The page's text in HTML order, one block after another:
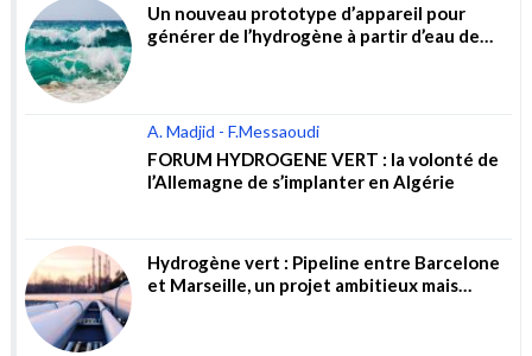
Un nouveau prototype d’appareil pour
générer de l’hydrogène à partir d’eau de
A. Madjid - F.Messaoudi
FORUM HYDROGENE VERT : la volonté de
l’Allemagne de s’implanter en Algérie
Hydrogène vert : Pipeline entre Barcelone
et Marseille, un projet ambitieux mais